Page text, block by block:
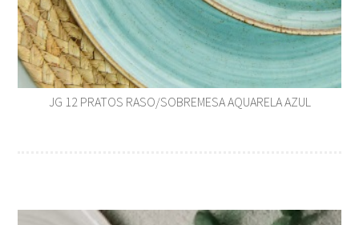
JG 12 PRATOS RASO/SOBREMESA AQUARELA AZUL